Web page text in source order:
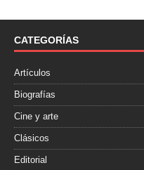
CATEGORÍAS
Artículos
Biografías
Cine y arte
Clásicos
Editorial